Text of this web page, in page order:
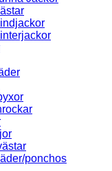
ponchos